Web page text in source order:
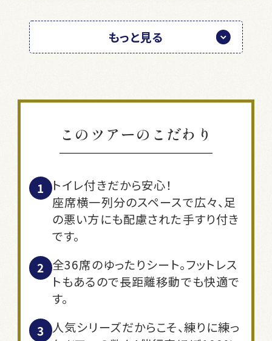
もっと見る
このツアーのこだわり
トイレ付きだから安心！
座席横一列分のスペースで広々、足
の悪い方にも配慮された手すり付き
です。
全36席のゆったりシート。フットレス
トもあるので長距離移動でも快適で
す。
人気シリーズだからこそ、練りに練っ